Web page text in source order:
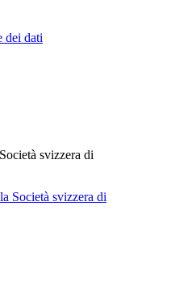
dei dati
svizzera di